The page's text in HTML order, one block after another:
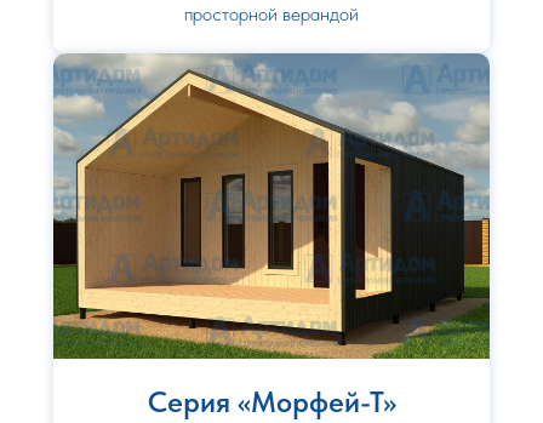
просторной верандой
Серия «Морфей-Т»